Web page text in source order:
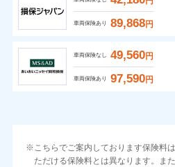
車両保険あり 89,868円
車両保険なし 49,560円
車両保険あり 97,590円
こちらでご案内しております保険料
ただける保険料とは異なります。ま